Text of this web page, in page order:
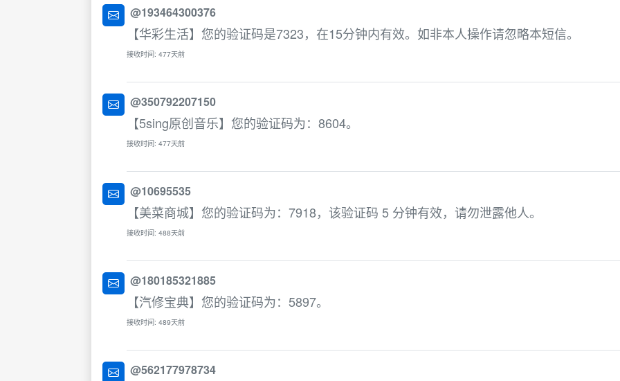
@193464300376
【华彩生活】您的验证码是7323，在15分钟内有效。如非本人操作请忽略本短信。
接收时间: 477天前
@350792207150
【5sing原创音乐】您的验证码为：8604。
接收时间: 477天前
@10695535
【美菜商城】您的验证码为：7918，该验证码 5 分钟有效，请勿泄露他人。
接收时间: 488天前
@180185321885
【汽修宝典】您的验证码为：5897。
接收时间: 489天前
@562177978734